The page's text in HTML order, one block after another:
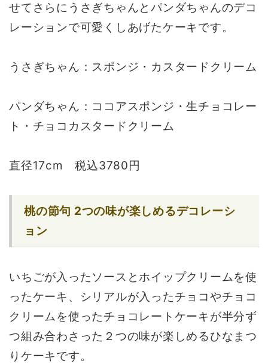
せてさらにうさぎちゃんとパンダちゃんのデコ
レーションで可愛くしあげたケーキです。
うさぎちゃん：スポンジ・カスタードクリーム
パンダちゃん：ココアスポンジ・生チョコレー
ト・チョコカスタードクリーム
直径17cm 税込3780円
桃の節句 2つの味が楽しめるデコレーシ
ョン
いちごが入ったソースとホイップクリームを使
ったケーキ、シリアルが入ったチョコやチョコ
クリームを使ったチョコレートケーキが半分ず
つ組み合わさった２つの味が楽しめるひなまつ
りケーキです。